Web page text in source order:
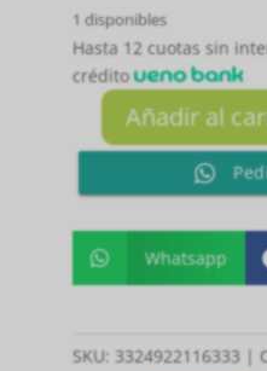
1 disponibles
Hasta 12 cuotas sin
crédito
Muñequera
Blanco
Añadir al
 Whatsapp
SKU: 3324922116333